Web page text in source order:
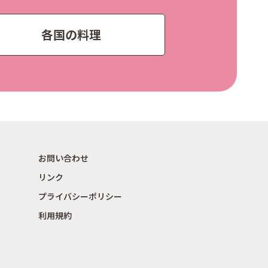
各国の料理
お問い合わせ
リンク
プライバシーポリシー
利用規約